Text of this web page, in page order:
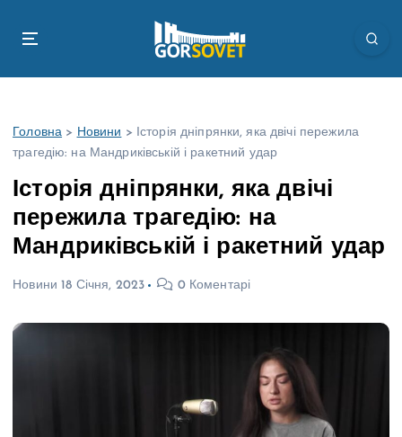
Головна > Новини > Історія дніпрянки, яка двічі пережила
трагедію: на Мандриківській і ракетний удар
Історія дніпрянки, яка двічі
пережила трагедію: на
Мандриківській і ракетний удар
Новини 18 Січня, 2023 0 Коментарі